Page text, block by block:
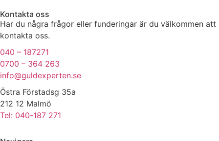
Kontakta oss
Har du några frågor eller funderingar är du välkommen att
kontakta oss.
040 – 187271
0700 – 364 263
info@guldexperten.se
Östra Förstadsg 35a
212 12 Malmö
Tel: 040-187 271